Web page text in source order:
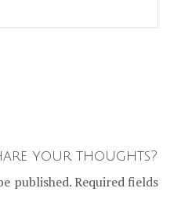
your thoughts?
published. Required fields